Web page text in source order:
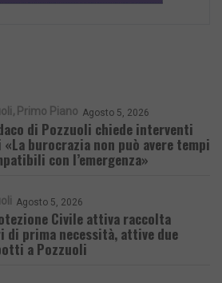
Primo Piano Agosto 5, 2026
di Pozzuoli chiede interventi
«La burocrazia non può avere tempi
con l’emergenza»
Agosto 5, 2026
Civile attiva raccolta
di prima necessità, attive due
a Pozzuoli